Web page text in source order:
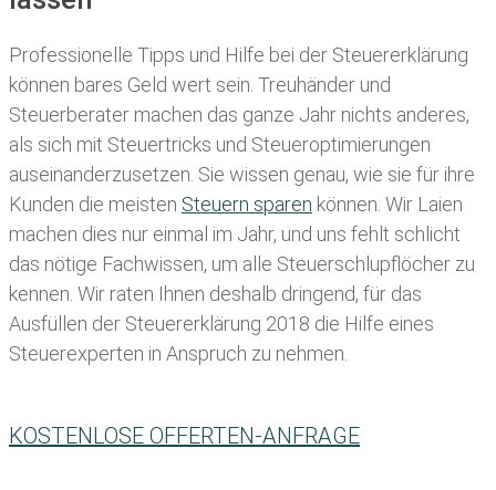
Professionelle Tipps und Hilfe bei der Steuererklärung
können bares Geld wert sein. Treuhänder und
Steuerberater machen das ganze Jahr nichts anderes,
als sich mit Steuertricks und Steueroptimierungen
auseinanderzusetzen. Sie wissen genau, wie sie für ihre
Kunden die meisten Steuern sparen können. Wir Laien
machen dies nur einmal im Jahr, und uns fehlt schlicht
das nötige Fachwissen, um alle Steuerschlupflöcher zu
kennen. Wir raten Ihnen deshalb dringend, für das
Ausfüllen der Steuererklärung 2018 die Hilfe eines
Steuerexperten in Anspruch zu nehmen.
KOSTENLOSE OFFERTEN-ANFRAGE